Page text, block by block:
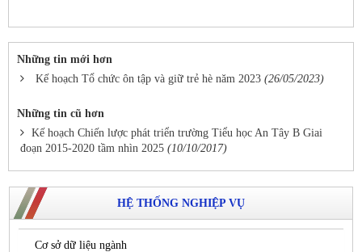
Những tin mới hơn
Kế hoạch Tổ chức ôn tập và giữ trẻ hè năm 2023 (26/05/2023)
Những tin cũ hơn
Kế hoạch Chiến lược phát triển trường Tiểu học An Tây B Giai
đoạn 2015-2020 tầm nhìn 2025 (10/10/2017)
HỆ THỐNG NGHIỆP VỤ
Cơ sở dữ liệu ngành